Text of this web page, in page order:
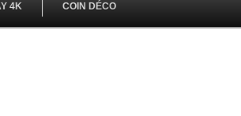
4K COIN DÉCO